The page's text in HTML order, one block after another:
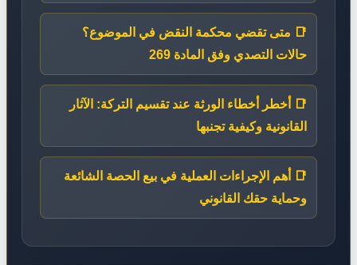
📑 متى تقضي محكمة النقض في الموضوع؟
حالات التصدي وفق المادة 269
📑 أخطر أخطاء الورثة عند تقسيم التركة: الآثار
القانونية وكيفية تجنبها
📑 أهم الإجراءات العملية في بيع الحصة الشائعة
وحماية حقك القانوني